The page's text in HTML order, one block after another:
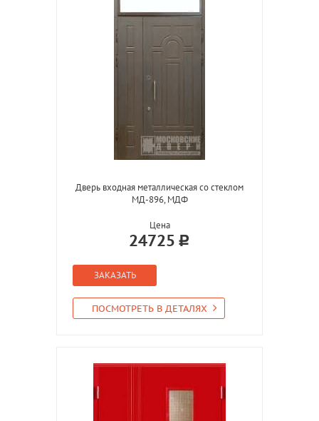
Дверь входная металлическая со стеклом
МД-896, МДФ
Цена
24725
ЗАКАЗАТЬ
ПОСМОТРЕТЬ В ДЕТАЛЯХ